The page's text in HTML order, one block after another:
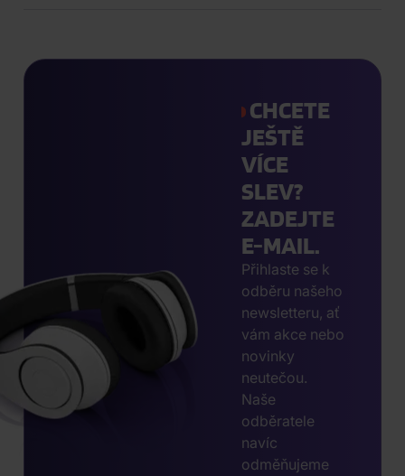
CHCETE
JEŠTĚ
VÍCE
SLEV?
ZADEJTE
E-MAIL.
Přihlaste se k
odběru našeho
newsletteru, ať
vám akce nebo
novinky
neutečou.
Naše
odběratele
navíc
odměňujeme